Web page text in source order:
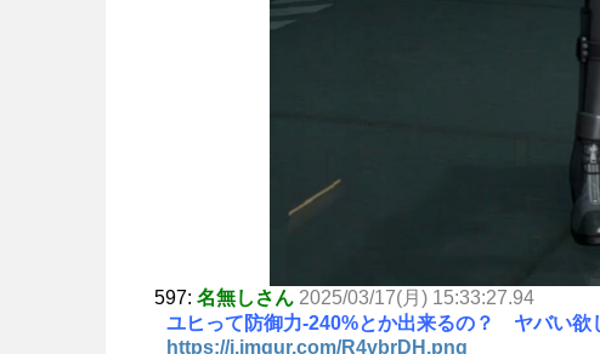
597: 名無しさん 2025/03/17(月) 15:33:27.94
ユヒって防御力-240%とか出来るの？ ヤバい欲
https://i.imgur.com/R4vbrDH.png